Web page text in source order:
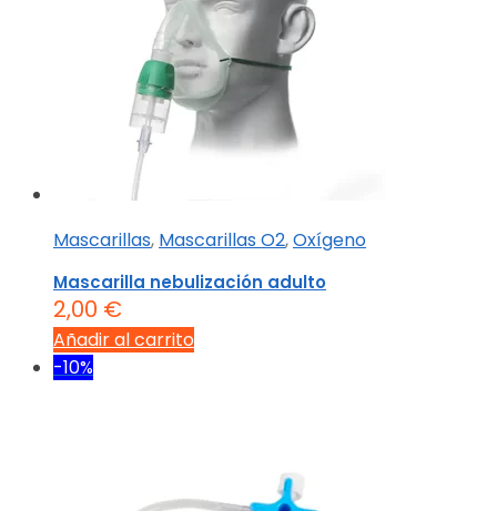
Mascarillas, Mascarillas O2,Oxígeno
Mascarilla nebulización adulto
2,00 €
Añadir al carrito
-10%